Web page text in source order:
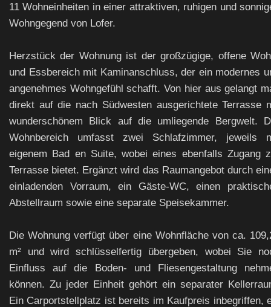
11 Wohneinheiten in einer attraktiven, ruhigen und
Wohngegend von Lofer.
Herzstück der Wohnung ist der großzügige, offene
und Essbereich mit Kaminanschluss, der ein modernes
angenehmes Wohngefühl schafft. Von hier aus gelangt
direkt auf die nach Südwesten ausgerichtete Terrasse
wunderschönem Blick auf die umliegende Bergwelt.
Wohnbereich umfasst zwei Schlafzimmer, jeweils
eigenem Bad en Suite, wobei eines ebenfalls Zugang
Terrasse bietet. Ergänzt wird das Raumangebot durch
einladenden Vorraum, ein Gäste-WC, einen
Abstellraum sowie eine separate Speisekammer.
Die Wohnung verfügt über eine Wohnfläche von ca.
m² und wird schlüsselfertig übergeben, wobei Sie
Einfluss auf die Boden- und Fliesengestaltung
können. Zu jeder Einheit gehört ein separater
Ein Carportstellplatz ist bereits im Kaufpreis inbegriffen,